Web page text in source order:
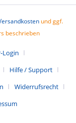
und ggf.
beschrieben
Login
Hilfe / Support
Widerrufsrecht